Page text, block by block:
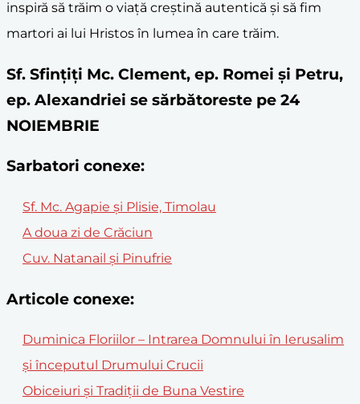
inspiră să trăim o viață creștină autentică și să fim
martori ai lui Hristos în lumea în care trăim.
Sf. Sfințiți Mc. Clement, ep. Romei și Petru,
ep. Alexandriei se sărbătoreste pe 24
NOIEMBRIE
Sarbatori conexe:
Sf. Mc. Agapie și Plisie, Timolau
A doua zi de Crăciun
Cuv. Natanail şi Pinufrie
Articole conexe:
Duminica Floriilor – Intrarea Domnului în Ierusalim
și începutul Drumului Crucii
Obiceiuri și Tradiții de Buna Vestire